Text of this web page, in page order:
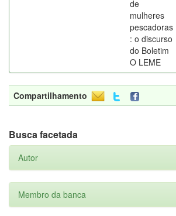
de
mulheres
pescadoras
: o discurso
do Boletim
O LEME
Compartilhamento
Busca facetada
Autor
Membro da banca